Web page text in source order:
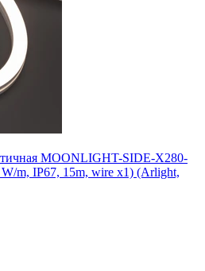
MOONLIGHT-SIDE-X280-
m, IP67, 15m, wire x1) (Arlight,